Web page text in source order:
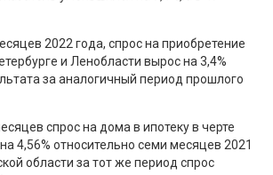
2022 года, спрос на приобретение
и Ленобласти вырос на 3,4%
за аналогичный период прошлого
спрос на дома в ипотеку в черте
4,56% относительно семи месяцев 2021
области за тот же период спрос